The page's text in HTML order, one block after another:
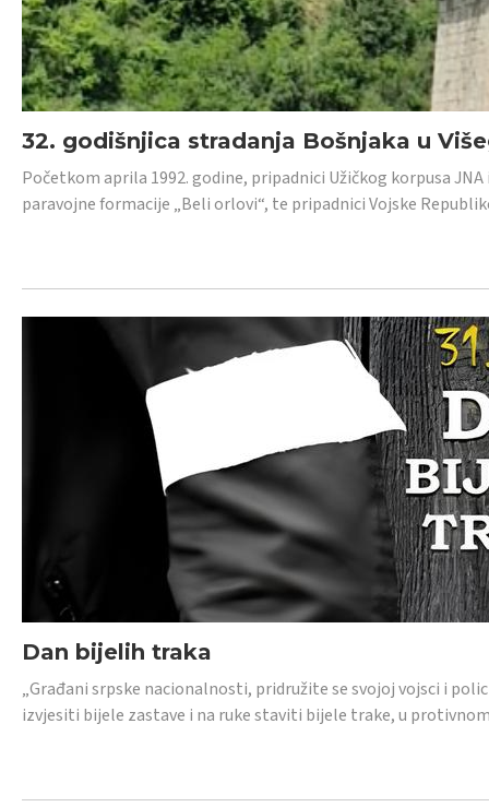
32. godišnjica stradanja Bošnjaka u
Početkom aprila 1992. godine, pripadnici Užičkog korpusa
paravojne formacije „Beli orlovi“, te pripadnici Vojske
Dan bijelih traka
„Građani srpske nacionalnosti, pridružite se svojoj vojsci i
izvjesiti bijele zastave i na ruke staviti bijele trake, u